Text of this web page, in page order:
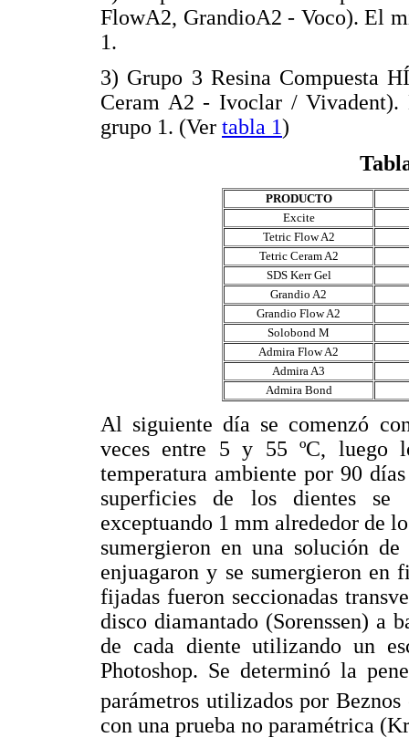
FlowA2, GrandioA2 - Voco). El
1.
3) Grupo 3 Resina Compuesta
Ceram A2 - Ivoclar /
grupo 1. (Ver tabla 1)
PRODUCTO
Excite
Tetric Flow A2
Tetric Ceram A2
SDS Kerr Gel
Grandio A2
Grandio Flow A2
Solobond M
Admira Flow A2
Admira A3
Admira Bond
Al siguiente día se comenzó
veces entre 5 y 55 ºC, luego
temperatura ambiente por 90
superficies de los dientes se
exceptuando 1 mm alrededor de
sumergieron en una solución
enjuagaron y se sumergieron en
fijadas fueron seccionadas
disco diamantado (Sorenssen) a
de cada diente utilizando un
Photoshop. Se determinó la
parámetros utilizados por Beznos
con una prueba no paramétrica